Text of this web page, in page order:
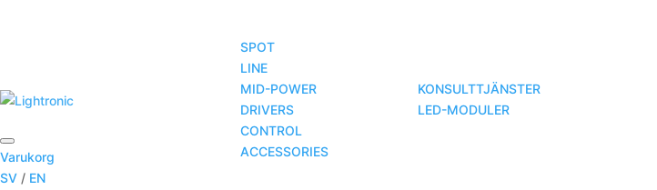
SPOT
LINE
MID-POWER
DRIVERS
CONTROL
ACCESSORIES
KONSULTTJÄNSTER
LED-MODULER
Varukorg
SV / EN